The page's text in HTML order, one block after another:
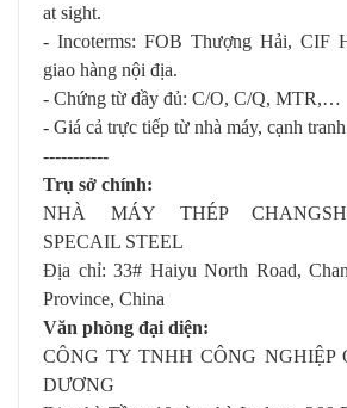
at sight.
- Incoterms: FOB Thượng Hải, CIF
giao hàng nội địa.
- Chứng từ đầy đủ: C/O, C/Q, MTR,…
- Giá cả trực tiếp từ nhà máy, cạnh
-----------
Trụ sở chính:
NHÀ MÁY THÉP
SPECAIL STEEL
Địa chỉ: 33# Haiyu North Road,
Province, China
Văn phòng đại diện:
CÔNG TY TNHH CÔNG NGHIỆP
DƯƠNG